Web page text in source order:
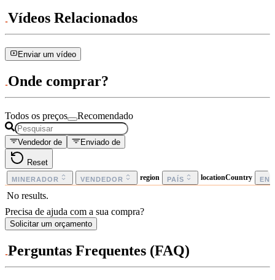
Vídeos Relacionados
Enviar um vídeo
Onde comprar?
Todos os preços Recomendado
Vendedor de Enviado de
Reset
MINERADOR VENDEDOR region PAÍS locationCountry
No results.
Precisa de ajuda com a sua compra?
Solicitar um orçamento
Perguntas Frequentes (FAQ)